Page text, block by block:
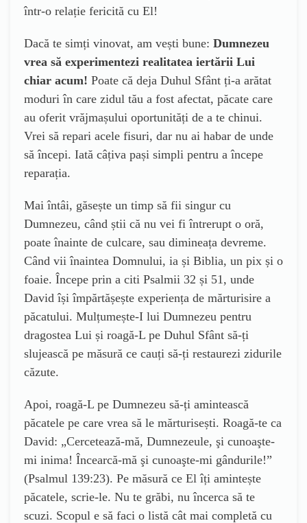
într-o relație fericită cu El!
Dacă te simți vinovat, am vești bune: Dumnezeu
vrea să experimentezi realitatea iertării Lui
chiar acum! Poate că deja Duhul Sfânt ți-a arătat
moduri în care zidul tău a fost afectat, păcate care
au oferit vrăjmașului oportunități de a te chinui.
Vrei să repari acele fisuri, dar nu ai habar de unde
să începi. Iată câțiva pași simpli pentru a începe
reparația.
Mai întâi, găsește un timp să fii singur cu
Dumnezeu, când știi că nu vei fi întrerupt o oră,
poate înainte de culcare, sau dimineața devreme.
Când vii înaintea Domnului, ia și Biblia, un pix și o
foaie. Începe prin a citi Psalmii 32 și 51, unde
David își împărtășește experiența de mărturisire a
păcatului. Mulțumește-I lui Dumnezeu pentru
dragostea Lui și roagă-L pe Duhul Sfânt să-ți
slujească pe măsură ce cauți să-ți restaurezi zidurile
căzute.
Apoi, roagă-L pe Dumnezeu să-ți amintească
păcatele pe care vrea să le mărturisești. Roagă-te ca
David: „Cercetează-mă, Dumnezeule, şi cunoaşte-
mi inima! Încearcă-mă şi cunoaşte-mi gândurile!”
(Psalmul 139:23). Pe măsură ce El îți amintește
păcatele, scrie-le. Nu te grăbi, nu încerca să te
scuzi. Scopul e să faci o listă cât mai completă cu